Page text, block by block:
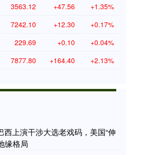
3563.12 +47.56 +1.35%
7242.10 +12.30 +0.17%
229.69 +0.10 +0.04%
7877.80 +164.40 +2.13%
西上演干涉大选老戏码，美国“伸
缘格局